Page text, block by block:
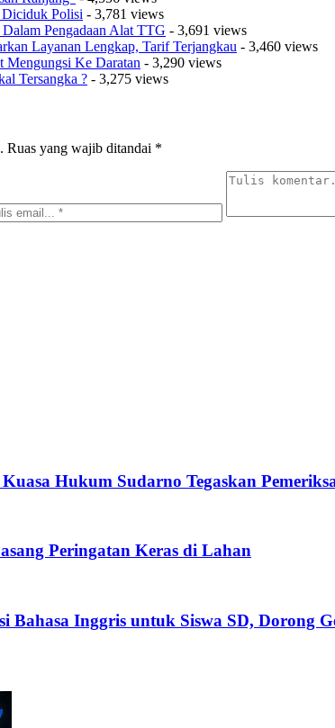
Polisi - 3,781 views
Pengadaan Alat TTG - 3,691 views
Layanan Lengkap, Tarif Terjangkau - 3,460 views
Ke Daratan - 3,290 views
Tersangka ? - 3,275 views
Ruas yang wajib ditandai *
Hukum Sudarno Tegaskan
Peringatan Keras di Lahan
Inggris untuk Siswa SD, Dorong